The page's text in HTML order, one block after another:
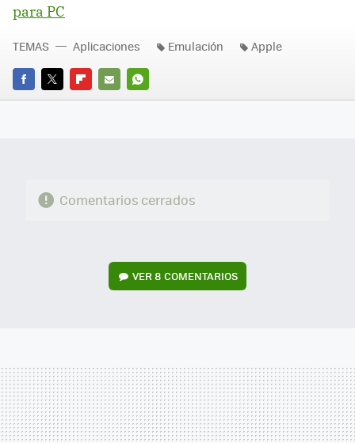
para PC
FACEBOOK
TWITTERFLIPBOARD
E-
WHATSAPP
TEMAS Aplicaciones Emulación Apple
Comentarios cerrados
VER8 COMENTARIOS